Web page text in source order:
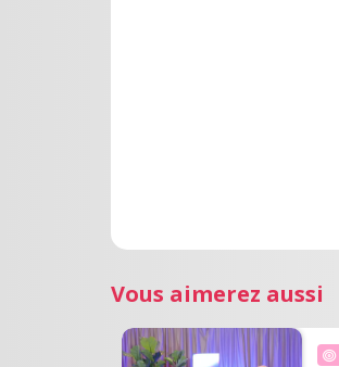
Vous aimerez aussi